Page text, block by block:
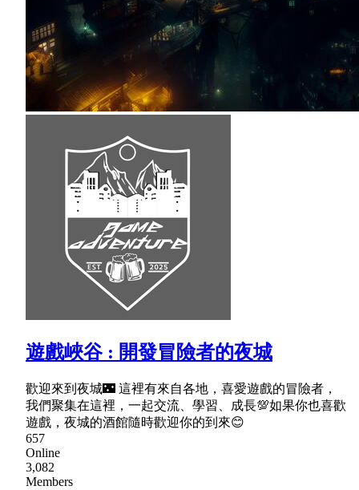
遊戲峽谷 : 開發冒險者的夜城
歡迎來到夜城🌃 這裡有來自各地，喜愛遊戲的冒險者，
我們聚集在這裡，一起交流、學習、成長💯如果你也喜歡
遊戲，夜城的酒館隨時歡迎你的到來😊
657
Online
3,082
Members